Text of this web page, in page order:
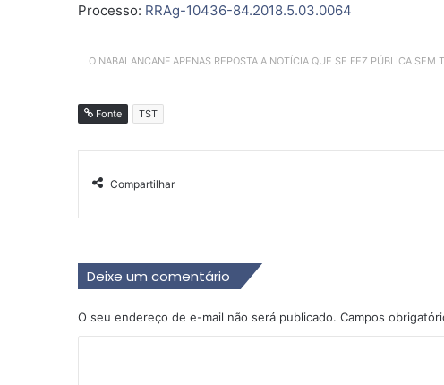
Processo: RRAg-10436-84.2018.5.03.0064
O NABALANCANF APENAS REPOSTA A NOTÍCIA QUE SE FEZ PÚBLICA
Fonte TST
Compartilhar
Deixe um comentário
O seu endereço de e-mail não será publicado. Campos